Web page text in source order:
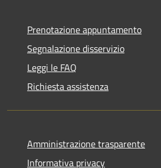
Prenotazione appuntamento
Segnalazione disservizio
Leggi le FAQ
Richiesta assistenza
Amministrazione trasparente
Informativa privacy